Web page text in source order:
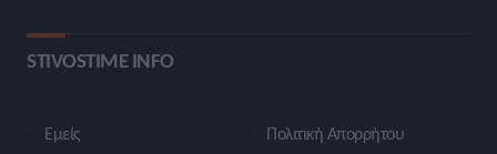
STIVOSTIME INFO
Εμείς
Πολιτική Απορρήτου